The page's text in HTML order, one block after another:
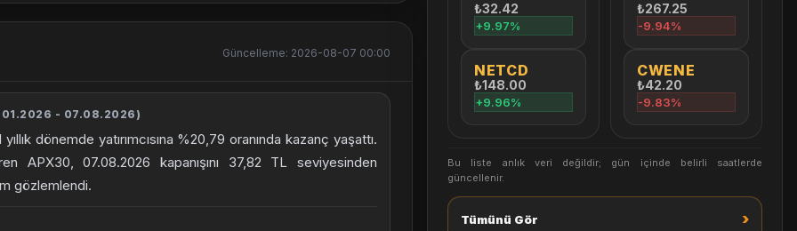
Güncelleme: 2026-08-07 00:00
- 07.08.2026)
dönemde yatırımcısına %20,79 oranında kazanç yaşattı.
APX30, 07.08.2026 kapanışını 37,82 TL seviyesinden
gözlemlendi.
₺32.42
+9.97%
NETCD
₺148.00
+9.96%
₺267.25
-9.94%
CWENE
₺42.20
-9.83%
Bu liste anlık veri değildir; gün içinde belirli saatlerde
güncellenir.
Tümünü Gör ›